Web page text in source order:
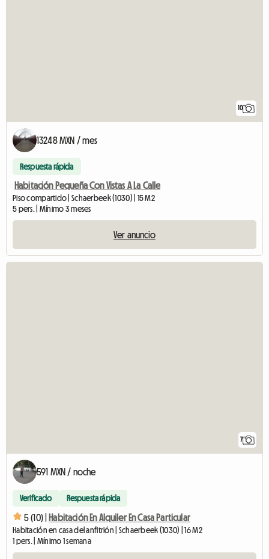
10
13248 MXN / mes
Respuesta rápida
Habitación Pequeña Con Vistas A La Calle
Piso compartido | Schaerbeek (1030) | 15 M2
5 pers. | Mínimo 3 meses
Ver anuncio
7
591 MXN / noche
Verificado Respuesta rápida
5 (10) | Habitación En Alquiler En Casa Particular
Habitación en casa del anfitrión | Schaerbeek (1030) | 16 M2
1 pers. | Mínimo 1 semana